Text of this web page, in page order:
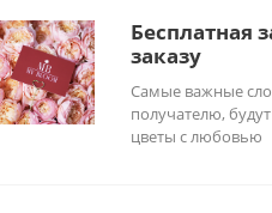
Бесплатная
заказу
Самые важные
получателю,
цветы с любовью